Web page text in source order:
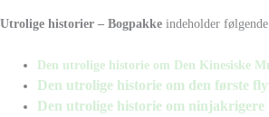
Utrolige historier – Bogpakke indeholder
Den utrolige historie om Den Kinesiske
Den utrolige historie om den første
Den utrolige historie om ninjakrigere